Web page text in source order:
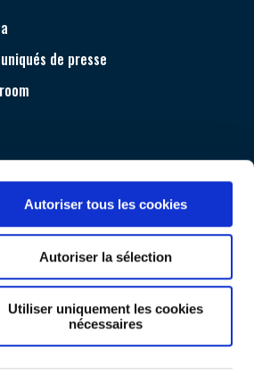
Autoriser tous les cookies
Autoriser la sélection
Utiliser uniquement les cookies
nécessaires
de presse
Mentions légales